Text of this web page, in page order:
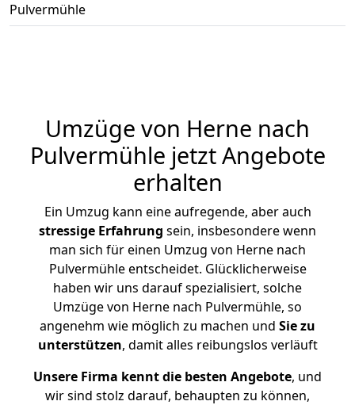
Pulvermühle
Umzüge von Herne nach
Pulvermühle jetzt Angebote
erhalten
Ein Umzug kann eine aufregende, aber auch
stressige Erfahrung sein, insbesondere wenn
man sich für einen Umzug von Herne nach
Pulvermühle entscheidet. Glücklicherweise
haben wir uns darauf spezialisiert, solche
Umzüge von Herne nach Pulvermühle, so
angenehm wie möglich zu machen und Sie zu
unterstützen, damit alles reibungslos verläuft
Unsere Firma kennt die besten Angebote, und
wir sind stolz darauf, behaupten zu können,